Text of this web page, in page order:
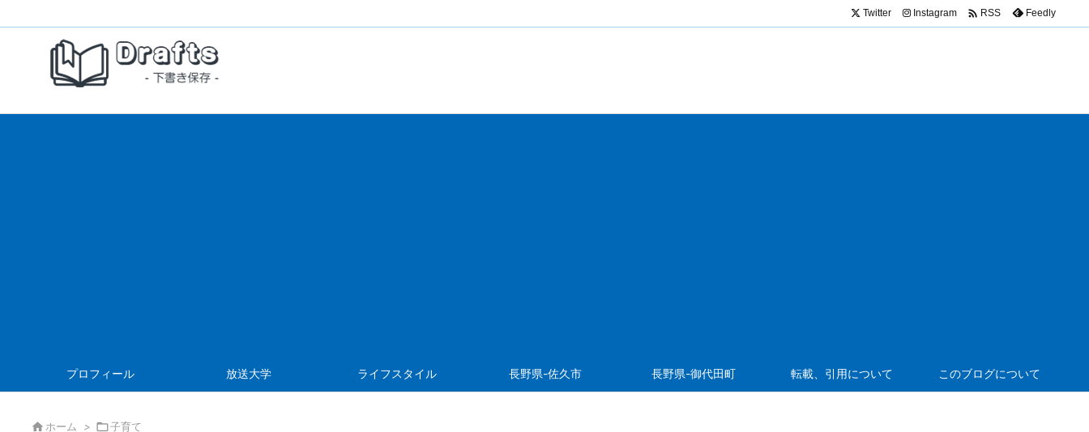
プロフィール 放送大学 ライフスタイル 長野県-佐久市 長野県-御代田町 転載、引用について このブログについて
Twitter Instagram  RSS Feedly
 ホーム > 子育て